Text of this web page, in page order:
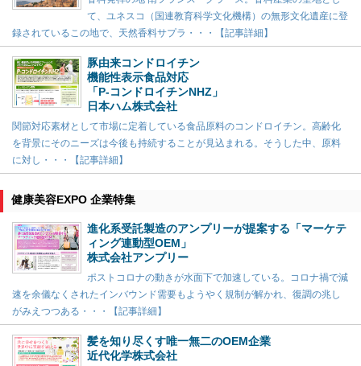
て、ユネスコ（国連教育科学文化機構）の無形文化遺産に登
録されているこの地で、天然香料サプラ・・・【記事詳細】
豚由来コンドロイチン
機能性表示食品対応
「P-コンドロイチンNHZ」
日本ハム株式会社
関節対応素材として市場に定着している食品原料のコンドロイチン。高齢化
を背景にそのニーズは今後も持続することが見込まれる。そうした中、原料
に対し・・・【記事詳細】
健康美容EXPO 企業特集
進化系受託製造のアンプリーが提案する「マーケテ
ィング連動型OEM」
株式会社アンプリー
ポストコロナの動きが水面下で加速している。コロナ禍で減
速を余儀なくされたインバウンド需要もようやく規制が解かれ、復調の兆し
がみえつつある・・・【記事詳細】
髪を知り尽くす唯一無二のOEM企業
近代化学株式会社